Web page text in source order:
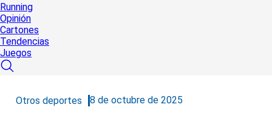
Running
Opinión
Cartones
Tendencias
Juegos
Otros deportes 8 de octubre de 2025